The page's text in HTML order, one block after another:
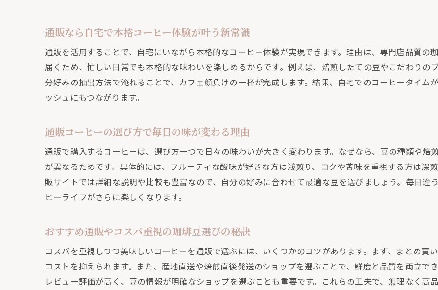
スペシャリティコーヒーを通販で選ぶ際の注意点
サブスク利用で手軽に続ける通販コーヒー生活
スペシャルティコーヒーも自宅で手軽に体験
初めてでも安心なスペシャルティコーヒー通販活用法
口コミや評価で選ぶスペシャルティ通販の魅力
本格派も納得の通販スペシャルティ豆の特徴
日常を豊かにするスペシャルティコーヒー通販体験
安いだけじゃない通販豆のコスパ比較ポイント
通販で人気のコスパ最強コーヒー豆とは
口コミを活用したコスパ重視通販コーヒー豆選び
高品質とコスパを両立できる豆の通販活用術
通販なら自宅で本格コーヒー体験が叶う新常識
通販を活用することで、自宅にいながら本格的なコーヒー体験が実現できます。理由は、専門店品質の
届くため、忙しい日常でも本格的な味わいを楽しめるからです。例えば、焙煎したての豆やこだわりの
分好みの抽出方法で淹れることで、カフェ顔負けの一杯が完成します。結果、自宅でのコーヒータイム
ッシュにもつながります。
通販コーヒーの選び方で毎日の味が変わる理由
通販で購入するコーヒーは、選び方一つで日々の味わいが大きく変わります。なぜなら、豆の種類や焙
が異なるためです。具体的には、フルーティな酸味が好きな方は浅煎り、コクや苦味を重視する方は深
販サイトでは詳細な説明や比較も豊富なので、自分の好みに合わせて最適な豆を選びましょう。毎日違
ヒーライフがさらに楽しくなります。
おすすめ通販やコスパ重視の珈琲豆選びの秘訣
コスパを重視しつつ美味しいコーヒーを通販で選ぶには、いくつかのコツがあります。まず、まとめ買
コストを抑えられます。また、産地直送や焙煎直後発送のショップを選ぶことで、鮮度と品質を両立で
レビュー評価が高く、豆の情報が明確なショップを選ぶことも重要です。これらの工夫で、無理なく高